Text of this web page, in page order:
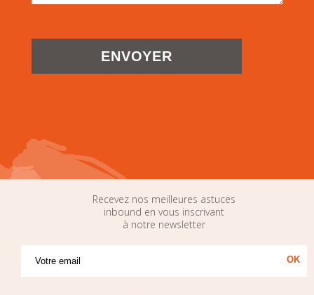
Recevez nos meilleures astuces
inbound en vous inscrivant
à notre newsletter